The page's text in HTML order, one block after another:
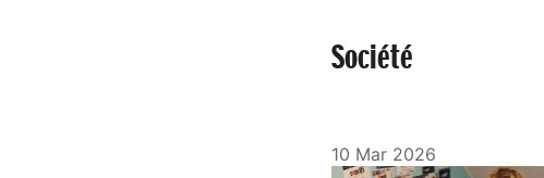
Société
10 Mar 2026